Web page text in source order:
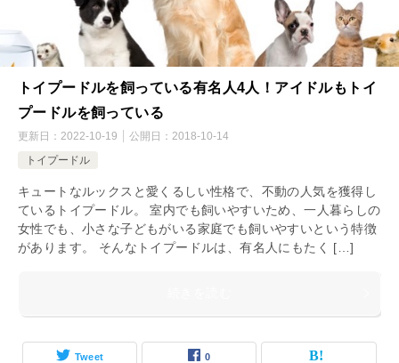
トイプードルを飼っている有名人4人！アイドルもトイ
プードルを飼っている
更新日： 2022-10-19 公開日： 2018-10-14
トイプードル
キュートなルックスと愛くるしい性格で、不動の人気を獲得し
ているトイプードル。 室内でも飼いやすいため、一人暮らしの
女性でも、小さな子どもがいる家庭でも飼いやすいという特徴
があります。 そんなトイプードルは、有名人にもたく […]
Tweet 0